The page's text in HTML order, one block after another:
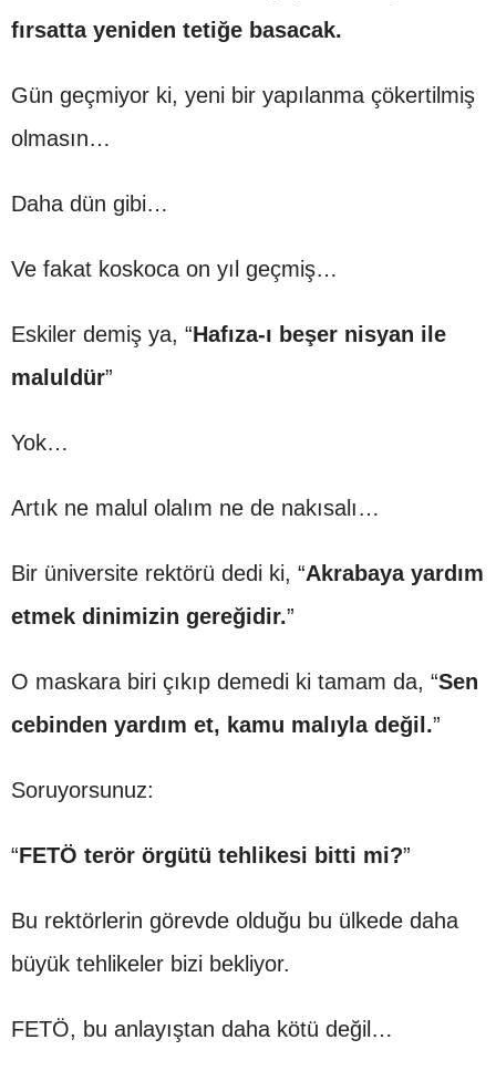
fırsatta yeniden tetiğe basacak.
Gün geçmiyor ki, yeni bir yapılanma çökertilmiş
olmasın…
Daha dün gibi…
Ve fakat koskoca on yıl geçmiş…
Eskiler demiş ya, “Hafıza-ı beşer nisyan ile
maluldür”
Yok…
Artık ne malul olalım ne de nakısalı…
Bir üniversite rektörü dedi ki, “Akrabaya yardım
etmek dinimizin gereğidir.”
O maskara biri çıkıp demedi ki tamam da, “Sen
cebinden yardım et, kamu malıyla değil.”
Soruyorsunuz:
“FETÖ terör örgütü tehlikesi bitti mi?”
Bu rektörlerin görevde olduğu bu ülkede daha
büyük tehlikeler bizi bekliyor.
FETÖ, bu anlayıştan daha kötü değil…